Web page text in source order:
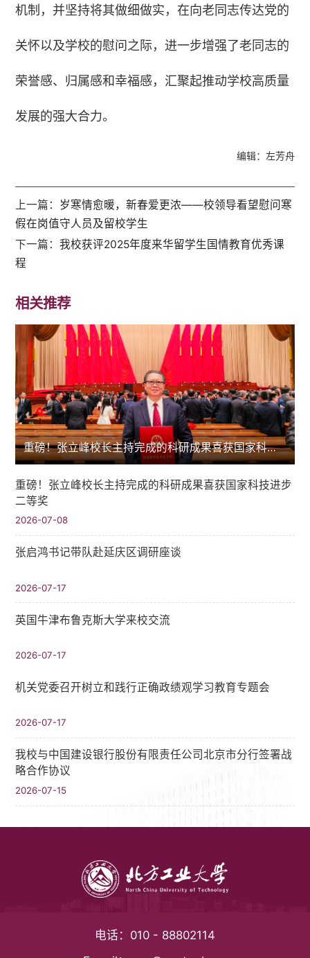
机制，并坚持将其做细做实，在向老同志传达党的
关怀以及学校的慰问之际，进一步增强了老同志的
荣誉感、归属感和幸福感，汇聚起推动学校高质量
发展的强大合力。
编辑：左芳舟
上一篇： 岁寒情愈暖，新春爱更浓——校领导看望慰问寒
假在岗值守人员及留校学生
下一篇：我校获评2025年度来华留学生国情教育优秀课
程
相关推荐
重磅！张立峰校长主持完成的科研成果喜获国家科技进步二等奖
重磅！张立峰校长主持完成的科研成果喜获国家科技进步
二等奖
2026-07-08
张启鸿书记带队赴延庆区调研座谈
2026-07-17
英国牛津布鲁克斯大学来校交流
2026-07-17
机关党委召开树立和践行正确政绩观学习教育专题会
2026-07-17
我校与中国建设银行股份有限责任公司北京市分行签署战
略合作协议
2026-07-15
电话： 010 - 88802114